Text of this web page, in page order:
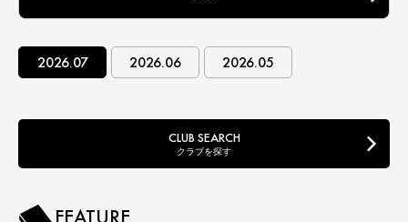
2026.07 2026.06 2026.05
CLUB SEARCH
クラブを探す
FEATURE